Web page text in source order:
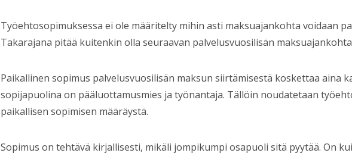
Työehtosopimuksessa ei ole määritelty mihin asti maksuajankohta voidaan
Takarajana pitää kuitenkin olla seuraavan palvelusvuosilisän
Paikallinen sopimus palvelusvuosilisän maksun siirtämisestä koskettaa aina
sopijapuolina on pääluottamusmies ja työnantaja. Tällöin noudatetaan
paikallisen sopimisen määräystä.
Sopimus on tehtävä kirjallisesti, mikäli jompikumpi osapuoli sitä pyytää. On